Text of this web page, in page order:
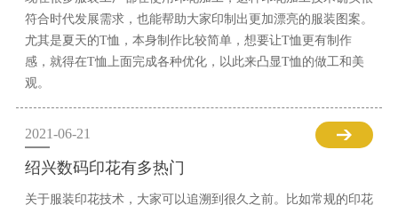
符合时代发展需求，也能帮助大家印制出更加漂亮的服装图案。
尤其是夏天的T恤，本身制作比较简单，想要让T恤更有制作
感，就得在T恤上面完成各种优化，以此来凸显T恤的做工和美
观。
2021-06-21
绍兴数码印花有多热门
关于服装印花技术，大家可以追溯到很久之前。比如常规的印花